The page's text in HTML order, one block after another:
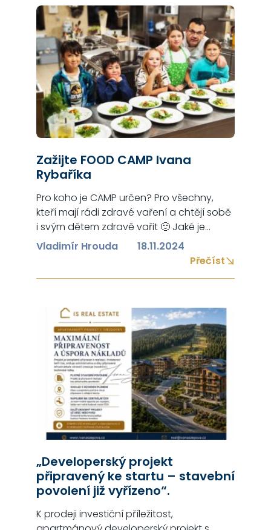
psychologa. Dle konkrétní situace…
Zažijte FOOD CAMP Ivana
Rybaříka
Pro koho je CAMP určen? Pro všechny,
kteří mají rádi zdravé vaření a chtějí sobě
i svým dětem zdravě vařit 🙂 Jaké je
motto kempu? Cooking is an Art Kdo Vás
tímto kurzem bude provázet? Kuchařský
Vladimír Hrouda
18.11.2024
Přečíst
„Developerský projekt
připravený ke startu – stavební
povolení již vyřízeno“.
K prodeji investiční příležitost,